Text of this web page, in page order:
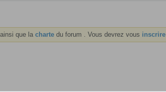
ainsi que la charte du forum . Vous devrez vous inscrire